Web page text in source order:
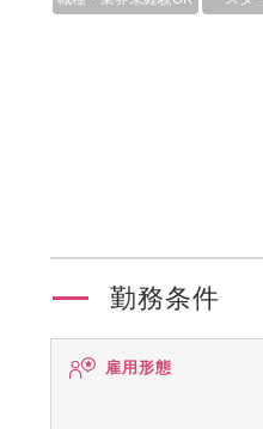
勤務条件
雇用形態